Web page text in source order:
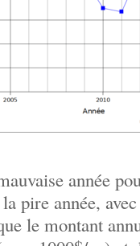
année
pire année,
le montant